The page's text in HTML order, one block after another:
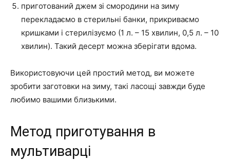
приготований джем зі смородини на зиму
перекладаємо в стерильні банки, прикриваємо
кришками і стерилізуємо (1 л. – 15 хвилин, 0,5 л. – 10
хвилин). Такий десерт можна зберігати вдома.
Використовуючи цей простий метод, ви можете
зробити заготовки на зиму, такі ласощі завжди буде
любимо вашими близькими.
Метод приготування в
мультиварці